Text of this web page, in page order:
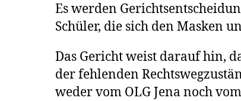
Es werden
Schüler, die sich den Masken
Das Gericht weist darauf hin,
der fehlenden
weder vom OLG Jena noch